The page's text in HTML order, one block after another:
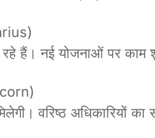
रहे हैं। नई योजनाओं पर
वरिष्ठ अधिकारियों